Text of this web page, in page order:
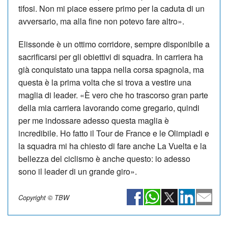
tifosi. Non mi piace essere primo per la caduta di un
avversario, ma alla fine non potevo fare altro».
Elissonde è un ottimo corridore, sempre disponibile a
sacrificarsi per gli obiettivi di squadra. In carriera ha
già conquistato una tappa nella corsa spagnola, ma
questa è la prima volta che si trova a vestire una
maglia di leader. «È vero che ho trascorso gran parte
della mia carriera lavorando come gregario, quindi
per me indossare adesso questa maglia è
incredibile. Ho fatto il Tour de France e le Olimpiadi e
la squadra mi ha chiesto di fare anche La Vuelta e la
bellezza del ciclismo è anche questo: io adesso
sono il leader di un grande giro».
Copyright © TBW